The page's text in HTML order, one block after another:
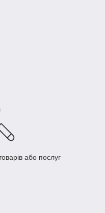
набором
досить вузьке
які розроблені для
себе проявляють при
їх слід виключно у
або послуг